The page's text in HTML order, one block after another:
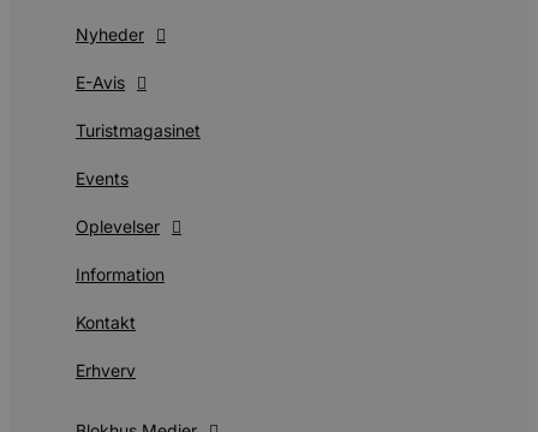
Nyheder
E-Avis
Turistmagasinet
Events
Oplevelser
Information
Kontakt
Erhverv